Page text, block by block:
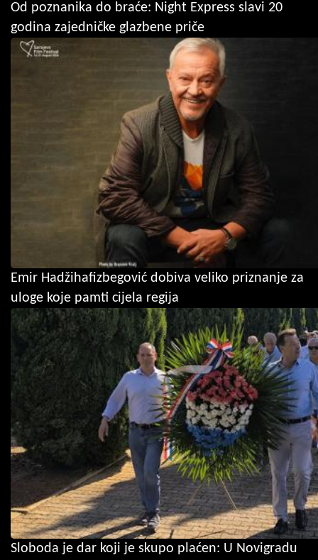
Od poznanika do braće: Night Express slavi 20
godina zajedničke glazbene priče
Emir Hadžihafizbegović dobiva veliko priznanje za
uloge koje pamti cijela regija
Sloboda je dar koji je skupo plaćen: U Novigradu